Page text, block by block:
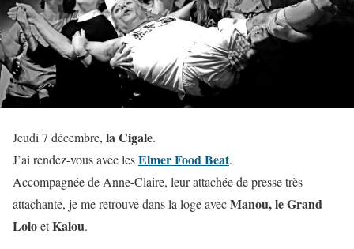
Jeudi 7 décembre, la Cigale.
J’ai rendez-vous avec lesElmer Food Beat.
Accompagnée de Anne-Claire, leur attachée de presse très
attachante, je me retrouve dans la loge avecManou, le Grand
LoloetKalou.